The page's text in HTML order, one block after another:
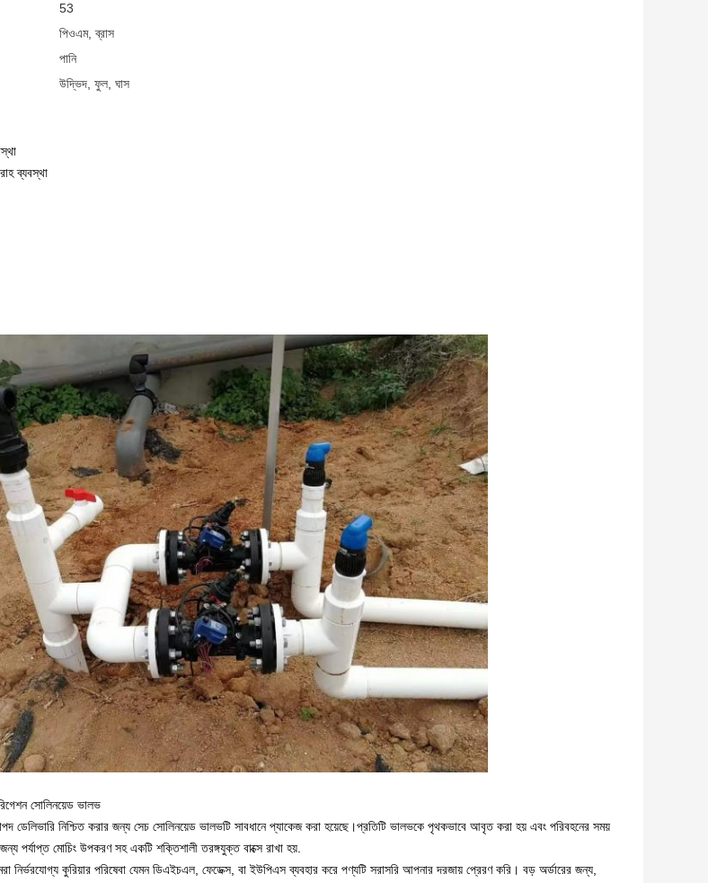
53
পিওএম, ব্রাস
পানি
উদ্ভিদ, ফুল, ঘাস
ব্যবস্থা
সোলিনয়েড ভালভ
ডেলিভারি নিশ্চিত করার জন্য সেচ সোলিনয়েড ভালভটি সাবধানে প্যাকেজ করা হয়েছে।প্রতিটি ভালভকে পৃথকভাবে আবৃত করা হয় এবং পরিবহনের সময়
পর্যাপ্ত মোচিং উপকরণ সহ একটি শক্তিশালী তরঙ্গযুক্ত বাক্সে রাখা হয়.
নির্ভরযোগ্য কুরিয়ার পরিষেবা যেমন ডিএইচএল, ফেডেক্স, বা ইউপিএস ব্যবহার করে পণ্যটি সরাসরি আপনার দরজায় প্রেরণ করি। বড় অর্ডারের জন্য,